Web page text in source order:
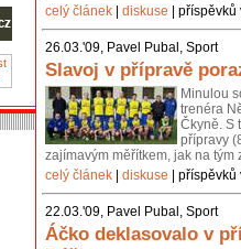
celý článek
diskuse |
26.03.'09, Pavel Pubal, Sport
Slavoj v přípravě
Minulou
trenéra
Čkyně. S
přípravy
zajímavým měřítkem, jak na
celý článek
diskuse |
22.03.'09, Pavel Pubal, Sport
Áčko deklasovalo v